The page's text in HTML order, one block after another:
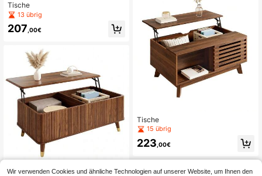
Tische
13 übrig
207,00€
Tische
15 übrig
223 ,00€
Wir verwenden Cookies und ähnliche Technologien auf unserer Website, um Ihnen den